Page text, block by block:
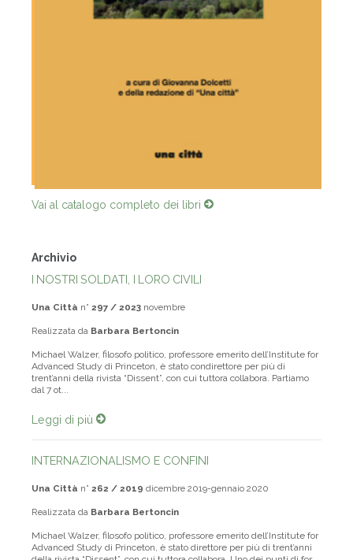
Vai al catalogo completo dei libri
I NOSTRI SOLDATI, I LORO CIVILI
Michael Walzer, filosofo politico, professore emerito dell’Institute for
Advanced Study di Princeton, è stato condirettore per più di
trent’anni della rivista “Dissent”, con cui tuttora collabora. Partiamo
Leggi di più
INTERNAZIONALISMO E CONFINI
Michael Walzer, filosofo politico, professore emerito dell’Institute for
Advanced Study di Princeton, è stato direttore per più di trent’anni